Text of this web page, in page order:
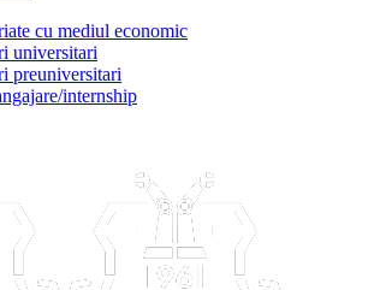
cu mediul economic
universitari
preuniversitari
internship